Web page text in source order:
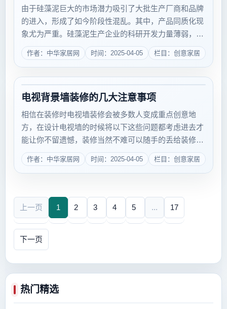
由于硅藻泥巨大的市场潜力吸引了大批生产厂商和品牌
的进入，形成了如今阶段性混乱。其中，产品同质化现
象尤为严重。硅藻泥生产企业的科研开发力量薄弱，资
金投入不足，技术进步缓慢、产品不具特色，严重阻碍
了硅藻泥企业的发展。更有甚者，很多企业着眼于模仿
作者：中华家居网 时间：2025-04-05 栏目：创意家居
电视背景墙装修的几大注意事项
相信在装修时电视墙装修会被多数人变成重点创意地
方，在设计电视墙的时候将以下这些问题都考虑进去才
能让你不留遗憾，装修当然不难可以随手的丢给装修公
司，但是做出一个完美的装修还是要下点功夫的。下面
就随小编一起看看电视背景墙装修的几大注意事项吧。
作者：中华家居网 时间：2025-04-05 栏目：创意家居
上一页 1 2 3 4 5 ... 17
下一页
热门精选